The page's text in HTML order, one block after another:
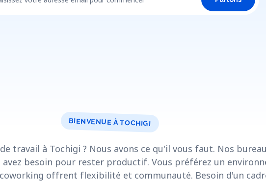
BIENVENUE À TOCHIGI
travail à Tochigi ? Nous avons ce qu'il vous faut. Nos
besoin pour rester productif. Vous préférez un
offrent flexibilité et communauté. Besoin d'un